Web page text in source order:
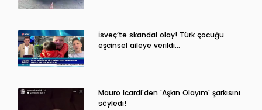
İsveç’te skandal olay! Türk çocuğu
eşcinsel aileye verildi…
Mauro Icardi'den 'Aşkın Olayım' şarkısını
söyledi!